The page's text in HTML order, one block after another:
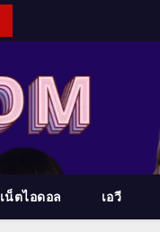
เน็ตไอดอล เอวี